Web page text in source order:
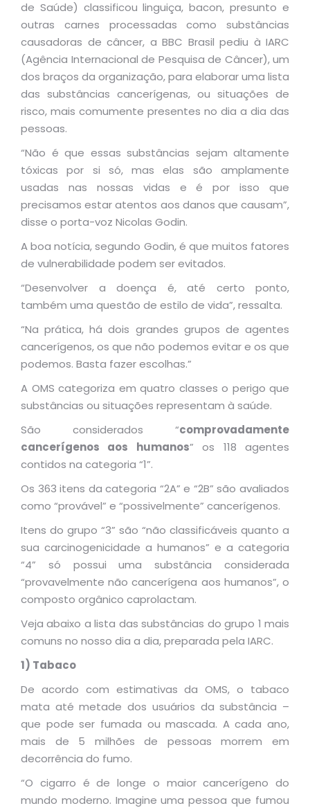
de Saúde) classificou linguiça, bacon, presunto e
outras carnes processadas como substâncias
causadoras de câncer, a BBC Brasil pediu à IARC
(Agência Internacional de Pesquisa de Câncer), um
dos braços da organização, para elaborar uma lista
das substâncias cancerígenas, ou situações de
risco, mais comumente presentes no dia a dia das
pessoas.
“Não é que essas substâncias sejam altamente
tóxicas por si só, mas elas são amplamente
usadas nas nossas vidas e é por isso que
precisamos estar atentos aos danos que causam”,
disse o porta-voz Nicolas Godin.
A boa notícia, segundo Godin, é que muitos fatores
de vulnerabilidade podem ser evitados.
“Desenvolver a doença é, até certo ponto,
também uma questão de estilo de vida”, ressalta.
“Na prática, há dois grandes grupos de agentes
cancerígenos, os que não podemos evitar e os que
podemos. Basta fazer escolhas.”
A OMS categoriza em quatro classes o perigo que
substâncias ou situações representam à saúde.
São considerados “comprovadamente
cancerígenos aos humanos” os 118 agentes
contidos na categoria “1”.
Os 363 itens da categoria “2A” e “2B” são avaliados
como “provável” e “possivelmente” cancerígenos.
Itens do grupo “3” são “não classificáveis quanto a
sua carcinogenicidade a humanos” e a categoria
“4” só possui uma substância considerada
“provavelmente não cancerígena aos humanos”, o
composto orgânico caprolactam.
Veja abaixo a lista das substâncias do grupo 1 mais
comuns no nosso dia a dia, preparada pela IARC.
1) Tabaco
De acordo com estimativas da OMS, o tabaco
mata até metade dos usuários da substância –
que pode ser fumada ou mascada. A cada ano,
mais de 5 milhões de pessoas morrem em
decorrência do fumo.
“O cigarro é de longe o maior cancerígeno do
mundo moderno. Imagine uma pessoa que fumou